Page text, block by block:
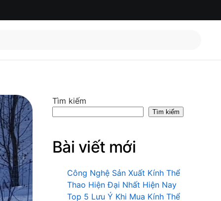
Tìm kiếm
Tìm kiếm
Bài viết mới
Công Nghệ Sản Xuất Kính Thể
Thao Hiện Đại Nhất Hiện Nay
Top 5 Lưu Ý Khi Mua Kính Thể